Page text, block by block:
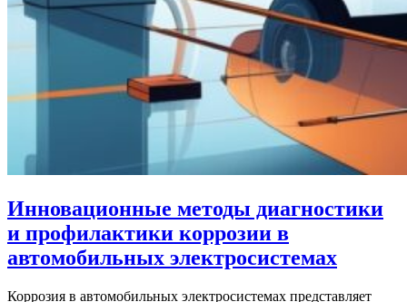
Инновационные методы диагностики
и профилактики коррозии в
автомобильных электросистемах
Коррозия в автомобильных электросистемах представляет